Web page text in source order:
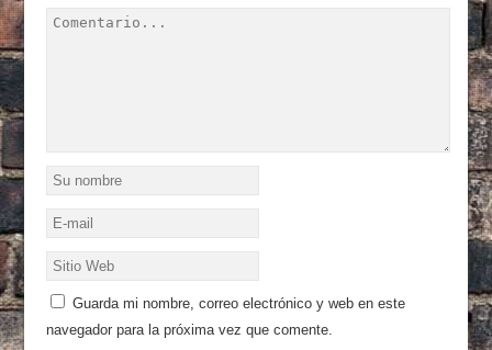
Guarda mi nombre, correo electrónico y web en este
navegador para la próxima vez que comente.